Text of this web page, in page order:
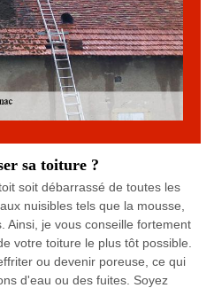
sa toiture ?
soit débarrassé de toutes les
nuisibles tels que la mousse,
Ainsi, je vous conseille fortement
votre toiture le plus tôt possible.
ou devenir poreuse, ce qui
d'eau ou des fuites. Soyez